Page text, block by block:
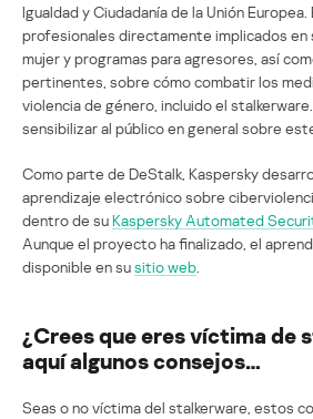
Igualdad y Ciudadanía de la Unión
profesionales directamente implicados en
mujer y programas para agresores, así
pertinentes, sobre cómo combatir los
violencia de género, incluido el
sensibilizar al público en general sobre
Como parte de DeStalk, Kaspersky
aprendizaje electrónico sobre
dentro de suKaspersky Automated
Aunque el proyecto ha finalizado, el
disponible en susitio web.
¿Crees que eres víctima de
aquí algunos consejos…
Seas o no víctima del stalkerware, estos